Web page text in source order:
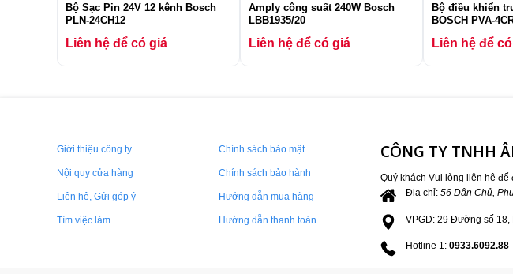
Bộ Sạc Pin 24V 12 kênh Bosch
PLN-24CH12
Liên hệ để có giá
Amply công suất 240W Bosch
LBB1935/20
Liên hệ để có giá
Bộ điều khiển
BOSCH PVA-
Liên hệ để
Giới thiệu công ty
Nội quy cửa hàng
Liên hệ, Gửi góp ý
Tìm việc làm
Chính sách bảo mật
Chính sách bảo hành
Hướng dẫn mua hàng
Hướng dẫn thanh toán
CÔNG TY TNHH
Quý khách Vui lòng liên hệ
Địa chỉ: 56 Dân Chủ,
VPGD: 29 Đường số 18,
Hotline 1: 0933.6092.88